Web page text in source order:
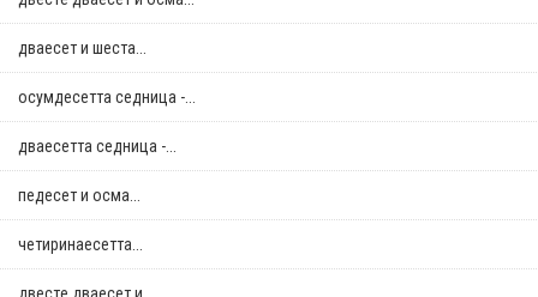
дваесет и шеста...
осумдесетта седница -...
дваесетта седница -...
педесет и осма...
четиринаесетта...